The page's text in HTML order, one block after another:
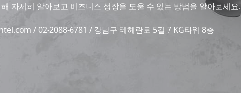
자세히 알아보고 비즈니스 성장을 도울 수 있는 방법을 알아보세요.
/ 02-2088-6781 / 강남구 테헤란로 5길 7 KG타워 8층